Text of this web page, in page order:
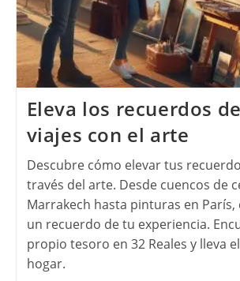
Eleva los recuerdos
viajes con el arte
Descubre cómo elevar tus
través del arte. Desde cuencos de
Marrakech hasta pinturas en París,
un recuerdo de tu experiencia.
propio tesoro en 32 Reales y lleva
hogar.